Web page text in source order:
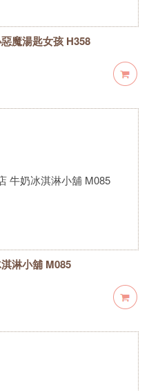
魔湯匙女孩 H358
淋小舖 M085